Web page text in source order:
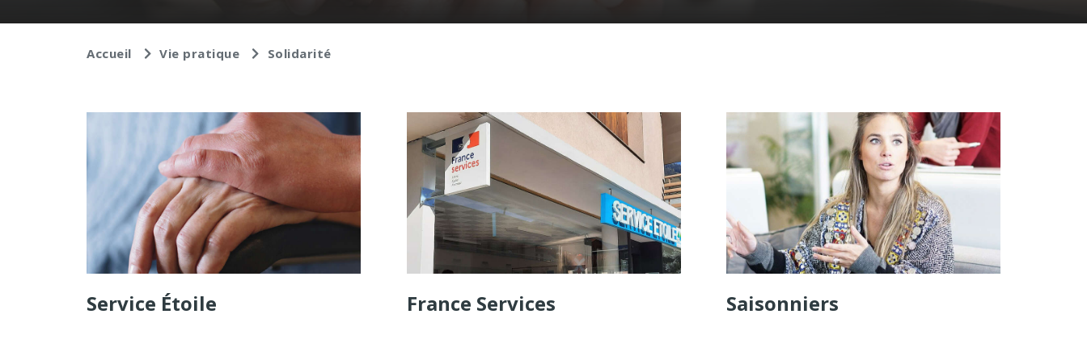
Accueil Vie pratique Solidarité
Service Étoile France Services Saisonniers